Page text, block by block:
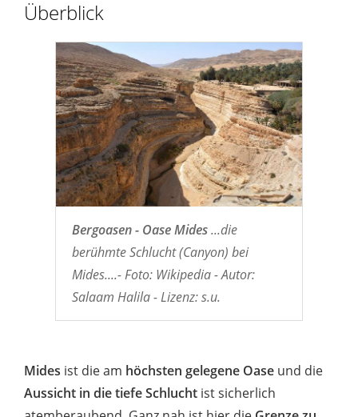
Überblick
Bergoasen - Oase Mides...die
berühmte Schlucht (Canyon) bei
Mides....- Foto: Wikipedia - Autor:
Salaam Halila - Lizenz: s.u.
Mides ist die am höchsten gelegene Oase und die
Aussicht in die tiefe Schlucht ist sicherlich